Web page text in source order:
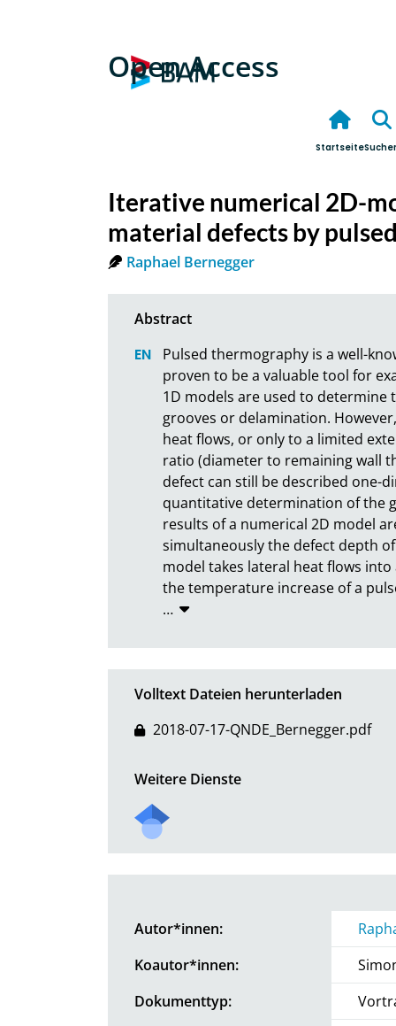
Open Access
Startseite
Iterative numerical 2D-
material defects by
Raphael Bernegger
Pulsed thermography is a well-
proven to be a valuable tool for
1D models are used to determine
grooves or delamination.
heat flows, or only to a limited
ratio (diameter to remaining wall
defect can still be described one-
quantitative determination of the
results of a numerical 2D model
simultaneously the defect depth
model takes lateral heat flows
the temperature increase of a
…
Volltext Dateien herunterladen
2018-07-17-QNDE_Bernegger.pdf
Weitere Dienste
Autor*innen:
Koautor*innen:
Dokumenttyp: